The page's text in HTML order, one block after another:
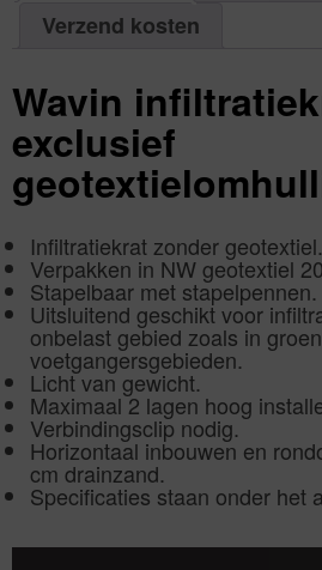
AantalVerzend kosten
Wavin
exclusief
Infiltratiekrat zonder geotextiel.
Verpakken in NW geotextiel
Stapelbaar met stapelpennen.
Uitsluitend geschikt voor
onbelast gebied zoals in
voetgangersgebieden.
Licht van gewicht.
Maximaal 2 lagen hoog
Verbindingsclip nodig.
Horizontaal inbouwen en
cm drainzand.
Specificaties staan onder het